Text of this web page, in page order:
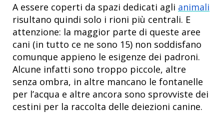
A essere coperti da spazi dedicati agli animali
risultano quindi solo i rioni più centrali. E
attenzione: la maggior parte di queste aree
cani (in tutto ce ne sono 15) non soddisfano
comunque appieno le esigenze dei padroni.
Alcune infatti sono troppo piccole, altre
senza ombra, in altre mancano le fontanelle
per l’acqua e altre ancora sono sprovviste dei
cestini per la raccolta delle deiezioni canine.